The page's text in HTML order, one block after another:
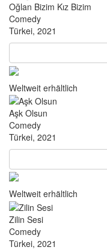
Oğlan Bizim Kız Bizim
Comedy
Türkei, 2021
Weltweit erhältlich
Aşk Olsun
Comedy
Türkei, 2021
Weltweit erhältlich
Zilin Sesi
Comedy
Türkei, 2021